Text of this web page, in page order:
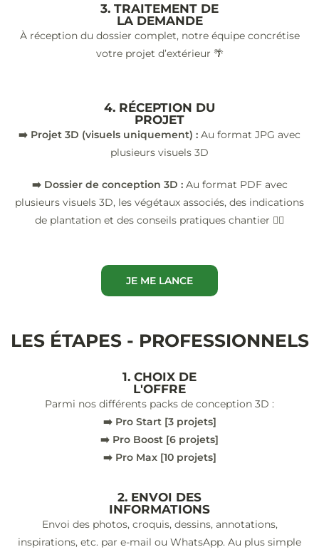
3. TRAITEMENT DE
LA DEMANDE
À réception du dossier complet, notre équipe concrétise
votre projet d’extérieur 🌴
4. RÉCEPTION DU
PROJET
➡️ Projet 3D (visuels uniquement) : Au format JPG avec
plusieurs visuels 3D
➡️ Dossier de conception 3D :Au format PDF avec
plusieurs visuels 3D, les végétaux associés, des indications
de plantation et des conseils pratiques chantier 👷‍♂️
JE ME LANCE
LES ÉTAPES - PROFESSIONNELS
1. CHOIX DE
L'OFFRE
Parmi nos différents packs de conception 3D :
➡️ Pro Start [3 projets]
➡️ Pro Boost [6 projets]
➡️ Pro Max [10 projets]
2. ENVOI DES
INFORMATIONS
Envoi des photos, croquis, dessins, annotations,
inspirations, etc. par e-mail ou WhatsApp. Au plus simple